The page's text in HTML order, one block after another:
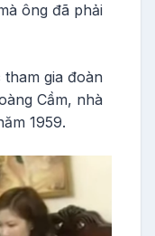
ông đã phải
gia đoàn
Cầm, nhà
1959.